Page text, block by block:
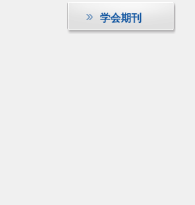
学会期刊